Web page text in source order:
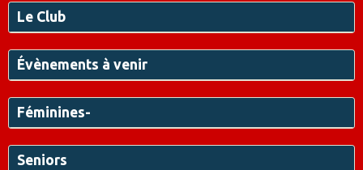
Le Club
Évènements à venir
Féminines-
Seniors